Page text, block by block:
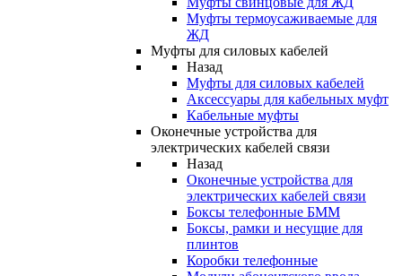
Муфты термоусаживаемые для
ЖД
Муфты для силовых кабелей
Назад
Муфты для силовых кабелей
Аксессуары для кабельных муфт
Кабельные муфты
Оконечные устройства для
электрических кабелей связи
Назад
Оконечные устройства для
электрических кабелей связи
Боксы телефонные БММ
Боксы, рамки и несущие для
плинтов
Коробки телефонные